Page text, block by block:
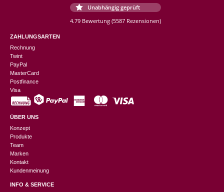
Unabhängig geprüft
4.79 Bewertung (5587 Rezensionen)
ZAHLUNGSARTEN
Rechnung
Twint
PayPal
MasterCard
Postfinance
Visa
ÜBER UNS
Konzept
Produkte
Team
Marken
Kontakt
Kundenmeinung
INFO & SERVICE